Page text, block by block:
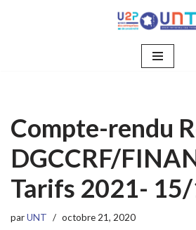
Compte-rendu
DGCCRF/
Tarifs 2021-
parUNT octobre 21, 2020